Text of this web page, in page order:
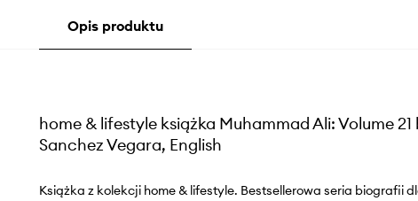
Opis produktu
home & lifestyle książka Muhammad Ali: Volume
Sanchez Vegara, English
Książka z kolekcji home & lifestyle. Bestsellerowa seria biografii